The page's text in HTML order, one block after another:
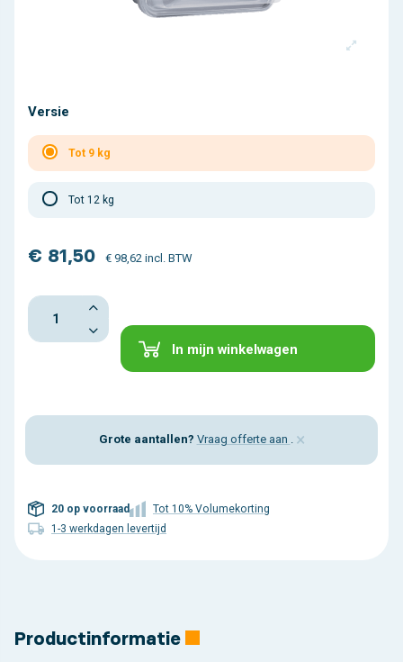
Versie
Tot 9 kg
Tot 12 kg
€ 81,50 € 98,62 incl. BTW
In mijn winkelwagen
Grote aantallen? Vraag offerte aan . ×
20 op voorraad
Tot 10% Volumekorting
1-3 werkdagen levertijd
Productinformatie